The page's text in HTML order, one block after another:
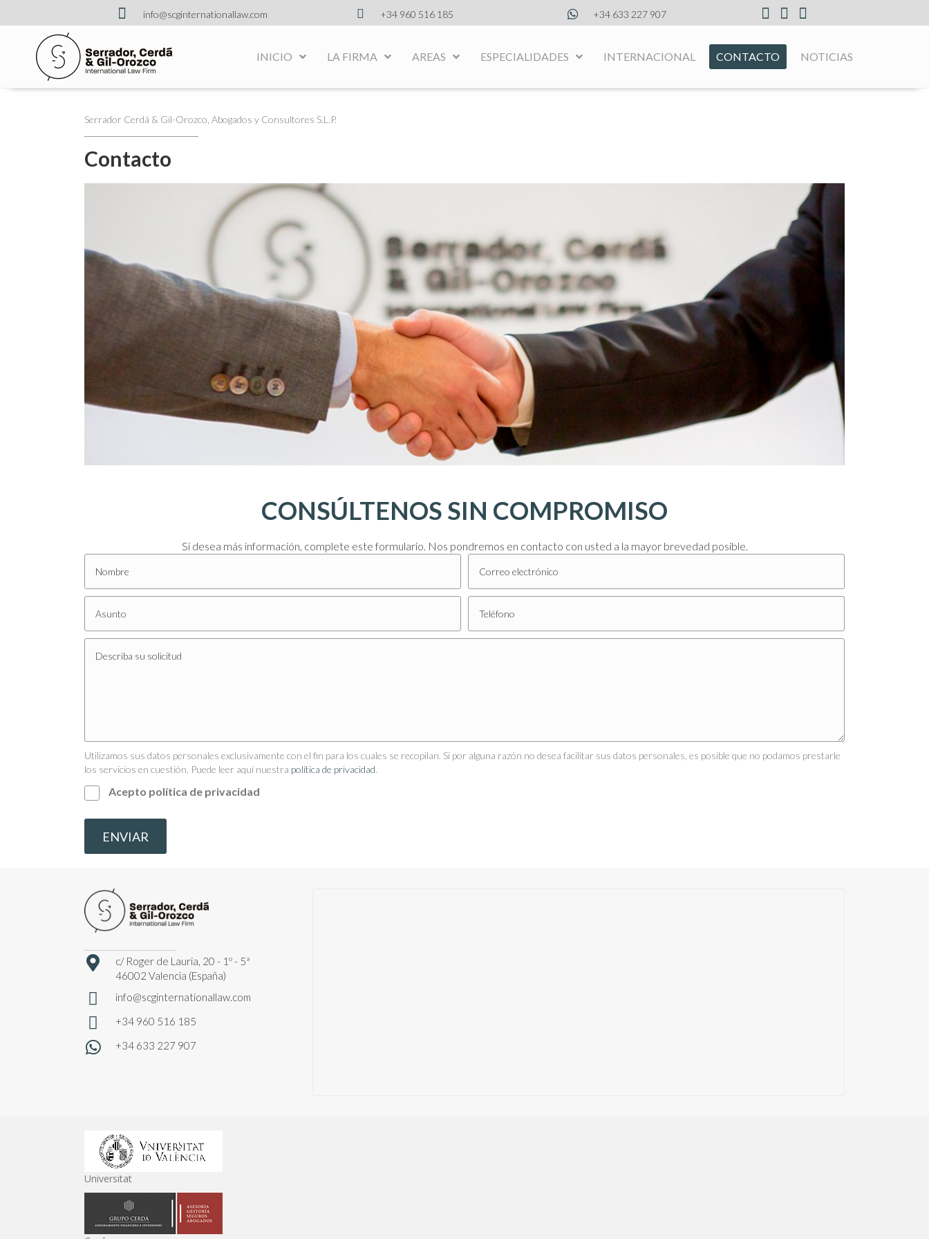
info@scginternationallaw.com +34 960 516 185 +34 633 227 907
INICIO LA FIRMA AREAS ESPECIALIDADES INTERNACIONAL CONTACTO NOTICIAS
Serrador Cerdá & Gil-Orozco, Abogados y Consultores S.L.P.
Contacto
CONSÚLTENOS SIN COMPROMISO
Si desea más información, complete este formulario. Nos pondremos en contacto con usted a la mayor brevedad posible.
Utilizamos sus datos personales exclusivamente con el fin para los cuales se recopilan. Si por alguna razón no desea facilitar sus datos personales, es posible que no podamos prestarle
los servicios en cuestión. Puede leer aquí nuestra política de privacidad.
Acepto política de privacidad
ENVIAR
c/ Roger de Lauria, 20 - 1º - 5ª
46002 Valencia (España)
info@scginternationallaw.com
+34 960 516 185
+34 633 227 907
Universitat